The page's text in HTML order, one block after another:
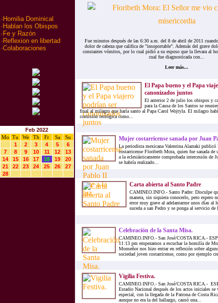
· Homilia Dominical
· Hablan los Obispos
· Fe y Razón
· Reflexion en libertad
·Colaboraciones
Feb 2022
Mo
Tu We Th Fr Sa
Su
1
2 3 4 5
6
7
8 9 10 11 12
13
14
15 16 17 18 19
20
21
22 23 24 25 26
27
28
Fue minutos después de las 6:30 a.m. del 8 de abril de 2011
dolor de cabeza que califica de "insoportable". Además del grave
constantes vómitos, por lo cual pidió a su esposo que la llevara al
cual fue diagnosticada con...
Leer más...
El Papa bueno y el Papa
canonizados juntos
El anterior 2 de julio los obispos y
para la Causa de los Santos se
final al milagro que haría santo al Papa Carol Wojtyla. El milagro
comisión teológica como...
Mujer costarricense sanada por Juan
La periodista mexicana Valentina Alazraki publicó
costarricense Floribeth Mora, quien fue sanada de
a la eclesiásticamente comprobada intercesión de
se habría realizado...
Carta abierta al Santo Padre
CAMINEO.INFO.- Santo Padre: Disculpe
manera, sin siquiera conocerlo, pero espero
error muy grave al adelantarme unos días al
suceda a san Pedro y se ponga al servicio
Celebración de la Santa Misa.
CAMINEO.INFO.- San José/COSTA RICA.-
11:13 pm empezamos a escuchar la homilía de
Monseñor nos hizo entrar en reflexión sobre
sociedad joven costarricense, como por ejemplo
Vigilia Festiva.
CAMINEO.INFO.- San José/COSTA RICA.-
Estadio Nacional después de los actos iniciales
especial, con la llegada de la Patrona de Costa
aunque no era la del hallazgo, causó una...